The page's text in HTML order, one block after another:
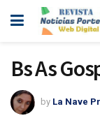
Bs As
by La Nave